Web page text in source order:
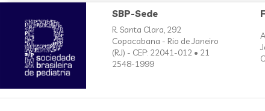
SBP-Sede
R. Santa Clara, 292
Copacabana - Rio de Janeiro
(RJ) - CEP: 22041-012 • 21
2548-1999